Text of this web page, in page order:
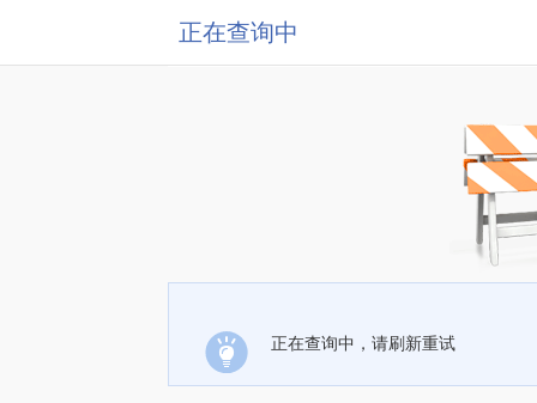
正在查询中
正在查询中，请刷新重试